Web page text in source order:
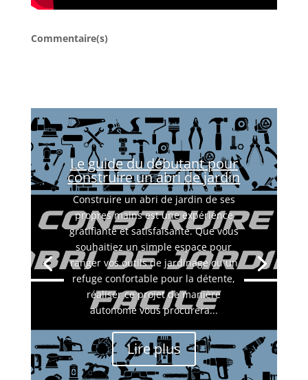
Commentaire(s)
Le guide du débutant pour
construire un abri de jardin
Construire un abri de jardin de ses
propres mains est une expérience
gratifiante et satisfaisante. Que vous
souhaitiez un simple espace pour
ranger vos outils de jardinage ou un
refuge confortable pour la détente,
réaliser ce projet de manière
autonome vous procurera...
Lire plus